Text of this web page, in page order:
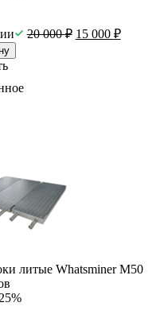
20 000₽ 15 000 ₽
литые Whatsminer M50